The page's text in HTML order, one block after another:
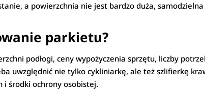
a powierzchnia nie jest bardzo duża,
parkietu?
podłogi, ceny wypożyczenia sprzętu, liczby
uwzględnić nie tylko cykliniarkę, ale też szlifierkę
i środki ochrony osobistej.